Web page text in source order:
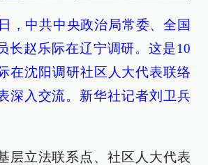
，中共中央政治局常委、全国
长赵乐际在辽宁调研。这是10
在沈阳调研社区人大代表联络
深入交流。新华社记者刘卫兵
层立法联系点、社区人大代表